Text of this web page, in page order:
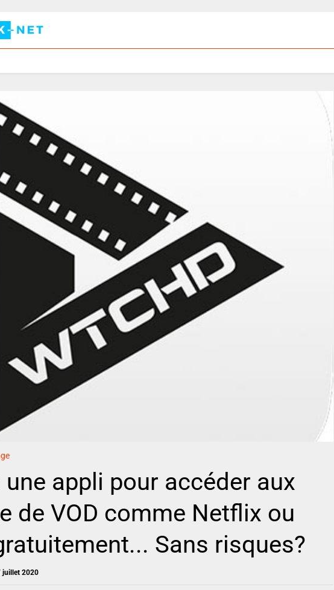
une appli pour accéder aux
de VOD comme Netflix ou
Sans risques?
juillet 2020